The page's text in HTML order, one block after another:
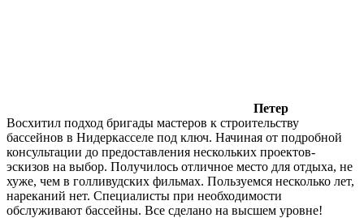
Петер
Восхитил подход бригады мастеров к строительству
бассейнов в Нидеркасселе под ключ. Начиная от подробной
консультации до предоставления нескольких проектов-
эскизов на выбор. Получилось отличное место для отдыха, не
хуже, чем в голливудских фильмах. Пользуемся несколько лет,
нареканий нет. Специалисты при необходимости
обслуживают бассейны. Все сделано на высшем уровне!